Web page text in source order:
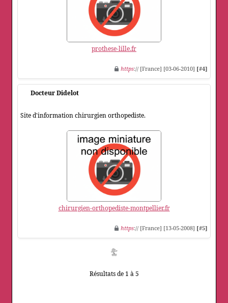
prothese-lille.fr
https:// [France] [03-06-2010] [#4]
Docteur Didelot
Site d'information chirurgien orthopediste.
chirurgien-orthopediste-montpellier.fr
https:// [France] [13-05-2008] [#5]
Résultats de 1 à 5